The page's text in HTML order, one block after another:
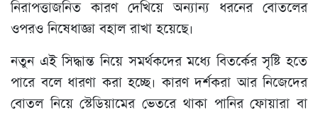
নিরাপত্তাজনিত কারণ দেখিয়ে অন্যান্য ধরনের বোতলের
ওপরও নিষেধাজ্ঞা বহাল রাখা হয়েছে।
নতুন এই সিদ্ধান্ত নিয়ে সমর্থকদের মধ্যে বিতর্কের সৃষ্টি হতে
পারে বলে ধারণা করা হচ্ছে। কারণ দর্শকরা আর নিজেদের
বোতল নিয়ে স্টেডিয়ামের ভেতরে থাকা পানির ফোয়ারা বা